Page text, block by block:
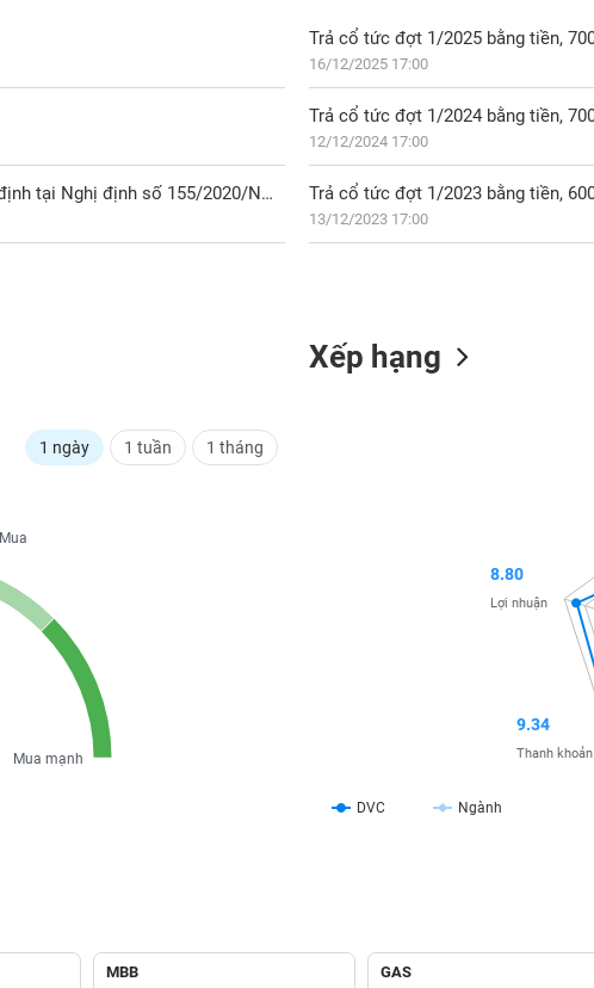
DVC: Thông báo tỷ lệ sở hữu nước ngoài tối đa theo quy định tại Nghị định số 155/2020/NĐ-CP
Trả cổ tức đợt 1/2025 bằng tiền,
16/12/2025 17:00
Trả cổ tức đợt 1/2024 bằng tiền,
12/12/2024 17:00
Trả cổ tức đợt 1/2023 bằng tiền,
13/12/2023 17:00
1 ngày 1 tuần 1 tháng
Mua
Mua mạnh
Xếp hạng
DVC Ngành
9.34
Thanh khoản
8.80
Lợi nhuận
MBB
GAS